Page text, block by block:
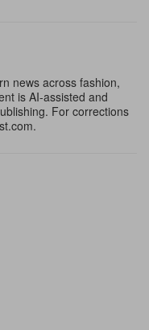
면 금지 조치가 가시
도 경고등이 켜진 상
로그 하드웨어로 향
면 승부를 준비하며
news across fashion,
is AI-assisted and
For corrections